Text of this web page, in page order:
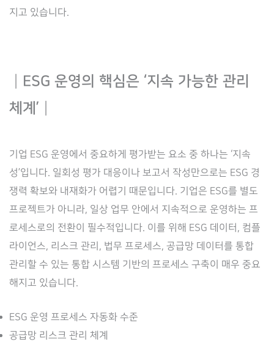
지고 있습니다.
┃ESG 운영의 핵심은 ‘지속 가능한 관리
체계’┃
기업 ESG 운영에서 중요하게 평가받는 요소 중 하나는 ‘지속
성’입니다. 일회성 평가 대응이나 보고서 작성만으로는 ESG 경
쟁력 확보와 내재화가 어렵기 때문입니다. 기업은 ESG를 별도
프로젝트가 아니라, 일상 업무 안에서 지속적으로 운영하는 프
로세스로의 전환이 필수적입니다. 이를 위해 ESG 데이터, 컴플
라이언스, 리스크 관리, 법무 프로세스, 공급망 데이터를 통합
관리할 수 있는 통합 시스템 기반의 프로세스 구축이 매우 중요
해지고 있습니다.
ESG 운영 프로세스 자동화 수준
공급망 리스크 관리 체계